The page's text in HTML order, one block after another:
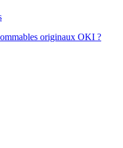
originaux OKI ?